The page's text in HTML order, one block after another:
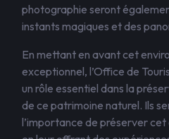
photographie seront
instants magiques et des
En mettant en avant cet
exceptionnel, l’Office de
un rôle essentiel dans la
de ce patrimoine naturel. Ils
l’importance de préserver